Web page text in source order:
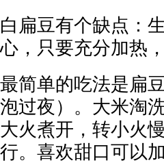
白扁豆有个缺点：
心，只要充分加热
最简单的吃法是扁
泡过夜）。大米淘
大火煮开，转小火
行。喜欢甜口可以